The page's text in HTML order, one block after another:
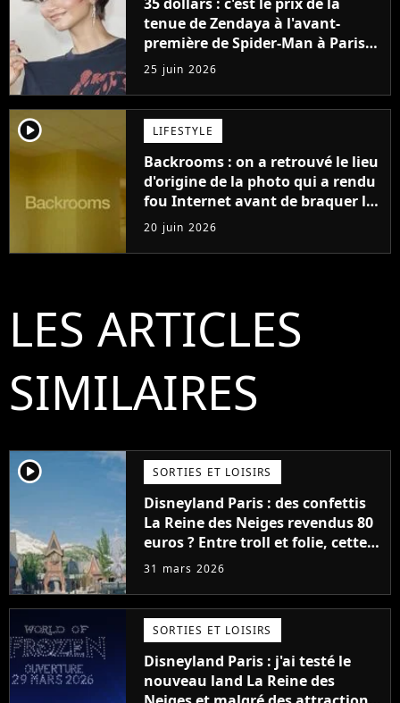
tenue de Zendaya à l'avant-
première de Spider-Man à Paris,
"Le style n'a pas besoin de coûter
une fortune"
25 juin 2026
player2 LIFESTYLE
Backrooms : on a retrouvé le lieu
d'origine de la photo qui a rendu
fou Internet avant de braquer le
cinéma
20 juin 2026
LES ARTICLES
SIMILAIRES
player2 SORTIES ET LOISIRS
Disneyland Paris : des confettis
La Reine des Neiges revendus 80
euros ? Entre troll et folie, cette
vidéo sur Adventure World
31 mars 2026
SORTIES ET LOISIRS
Disneyland Paris : j'ai testé le
nouveau land La Reine des